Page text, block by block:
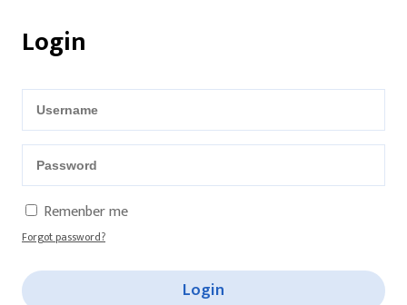
Login
Remenber me
Forgot password?
Login